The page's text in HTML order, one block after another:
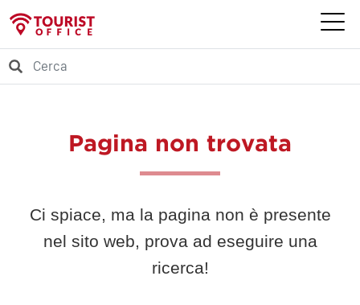
Pagina non trovata
Ci spiace, ma la pagina non è presente
nel sito web, prova ad eseguire una
ricerca!